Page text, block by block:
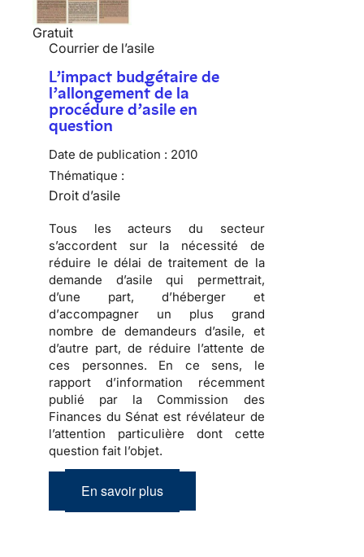
Gratuit
Courrier de l’asile
L’impact budgétaire de
l’allongement de la
procédure d’asile en
question
Date de publication : 2010
Thématique :
Droit d’asile
Tous les acteurs du secteur
s’accordent sur la nécessité de
réduire le délai de traitement de la
demande d’asilequi permettrait,
d’une part, d’hébergeret
d’accompagner un plus grand
nombre dedemandeurs d’asile, et
d’autre part, de réduire l’attente de
ces personnes. En ce sens, le
rapport d’information récemment
publié par la Commission des
Finances du Sénat est révélateur de
l’attention particulière dont cette
question fait l’objet.
En savoir plus